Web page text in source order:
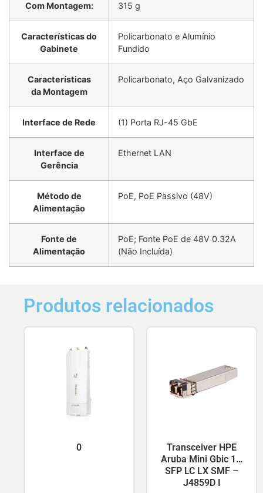
Com Montagem: 315 g
Características do
Gabinete
Policarbonato e Alumínio
Fundido
Características
da Montagem
Policarbonato, Aço Galvanizado
Interface de Rede (1) Porta RJ-45 GbE
Interface de
Gerência
Ethernet LAN
Método de
Alimentação
PoE, PoE Passivo (48V)
Fonte de
Alimentação
PoE; Fonte PoE de 48V 0.32A
(Não Incluída)
Produtos relacionados
0
Transceiver HPE
Aruba Mini Gbic 1G
SFP LC LX SMF –
J4859D I